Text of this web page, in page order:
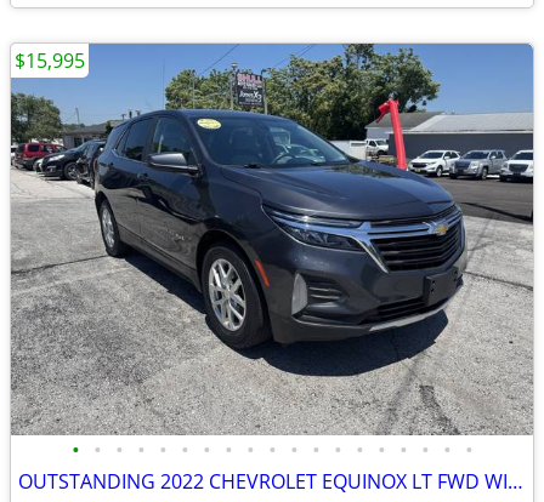
• • • • • • • • • • • • • • • • • • •
OUTSTANDING 2022 CHEVROLET EQUINOX LT FWD WITH 125K MILES, 1 OWNER, AC
$15,995